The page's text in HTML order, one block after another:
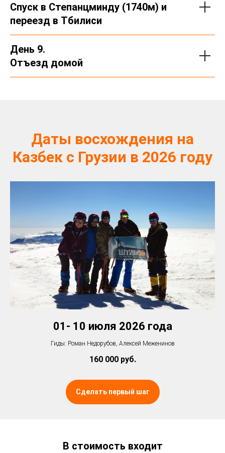
Спуск в Степанцминду (1740м) и
переезд в Тбилиси
День 9.
Отъезд домой
Даты восхождения на
Казбек с Грузии в 2026 году
01- 10 июля 2026 года
Гиды: Роман Недорубов, Алексей Меженинов
160 000 руб.
Сделать первый шаг
В стоимость входит